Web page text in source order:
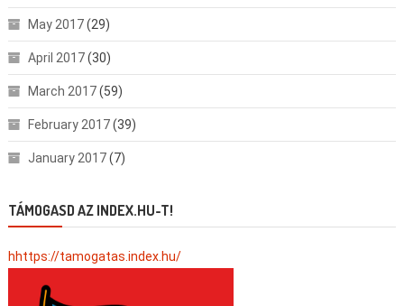
May 2017(29)
April 2017(30)
March 2017(59)
February 2017(39)
January 2017(7)
TÁMOGASD AZ INDEX.HU-T!
hhttps://tamogatas.index.hu/